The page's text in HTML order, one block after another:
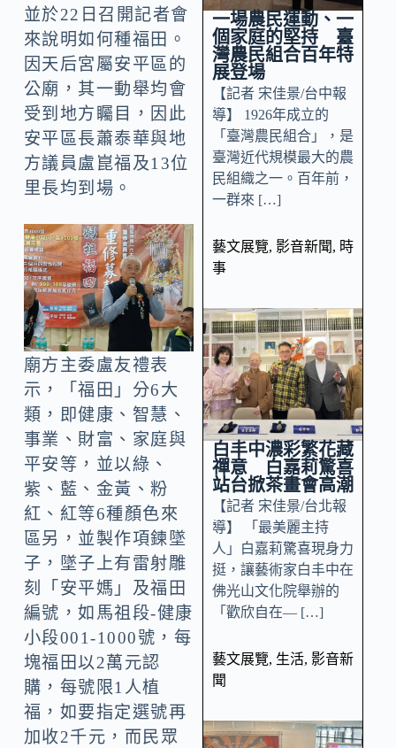
並於22日召開記者會
來說明如何種福田。
因天后宮屬安平區的
公廟，其一動舉均會
受到地方矚目，因此
安平區長蕭泰華與地
方議員盧崑福及13位
里長均到場。
廟方主委盧友禮表
示，「福田」分6大
類，即健康、智慧、
事業、財富、家庭與
平安等，並以綠、
紫、藍、金黃、粉
紅、紅等6種顏色來
區另，並製作項鍊墜
子，墜子上有雷射雕
刻「安平媽」及福田
編號，如馬祖段-健康
小段001-1000號，每
塊福田以2萬元認
購，每號限1人植
福，如要指定選號再
加收2千元，而民眾
一場農民運動、一
個家庭的堅持 臺
灣農民組合百年特
展登場
【記者 宋佳景/台中報
導】 1926年成立的
「臺灣農民組合」，是
臺灣近代規模最大的農
民組織之一。百年前，
一群來 […]
藝文展覽, 影音新聞, 時
事
白丰中濃彩繁花藏
禪意 白嘉莉驚喜
站台掀茶畫會高潮
【記者 宋佳景/台北報
導】 「最美麗主持
人」白嘉莉驚喜現身力
挺，讓藝術家白丰中在
佛光山文化院舉辦的
「歡欣自在— […]
藝文展覽, 生活, 影音新
聞